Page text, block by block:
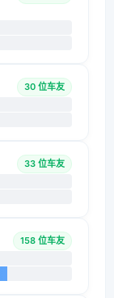
30 位车友
33 位车友
158 位车友